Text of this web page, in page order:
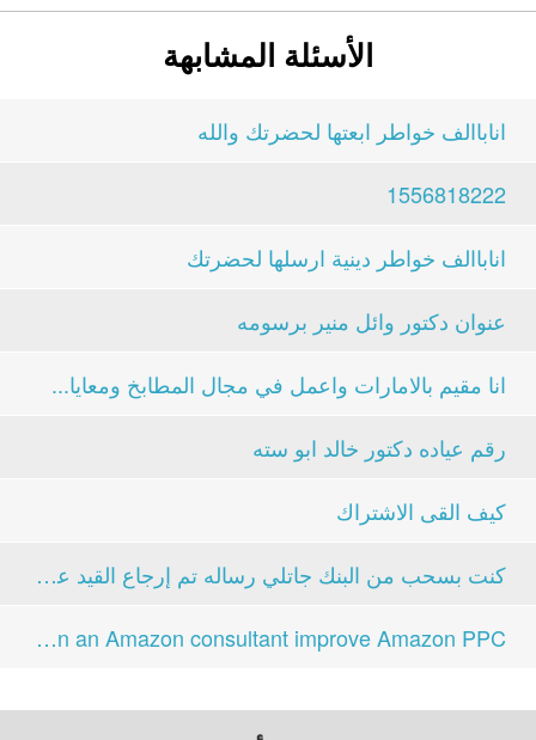
الأسئلة المشابهة
اناباالف خواطر ابعتها لحضرتك والله
1556818222
اناباالف خواطر دينية ارسلها لحضرتك
عنوان دكتور وائل منير برسومه
انا مقيم بالامارات واعمل في مجال المطابخ ومعايا...
رقم عياده دكتور خالد ابو سته
كيف القى الاشتراك
كنت بسحب من البنك جاتلي رساله تم إرجاع القيد على...
Can an Amazon consultant improve Amazon PPC...